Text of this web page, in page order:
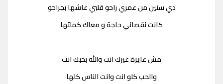
دي سنين من عمري راحو قلبي عاشها بجراحو
كانت نقصاني حاجة و معاك كملتها
مش عايزة غيرك انت والله بحبك انت
والحب كلو انت وانت الناس كلها